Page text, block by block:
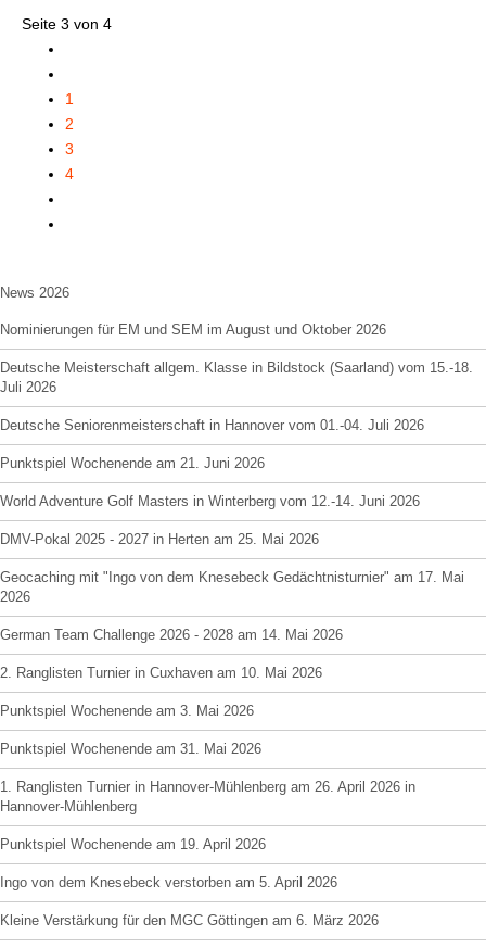
Seite 3 von 4
1
2
3
4
News 2026
Nominierungen für EM und SEM im August und Oktober 2026
Deutsche Meisterschaft allgem. Klasse in Bildstock (Saarland) vom 15.-18.
Juli 2026
Deutsche Seniorenmeisterschaft in Hannover vom 01.-04. Juli 2026
Punktspiel Wochenende am 21. Juni 2026
World Adventure Golf Masters in Winterberg vom 12.-14. Juni 2026
DMV-Pokal 2025 - 2027 in Herten am 25. Mai 2026
Geocaching mit "Ingo von dem Knesebeck Gedächtnisturnier" am 17. Mai
2026
German Team Challenge 2026 - 2028 am 14. Mai 2026
2. Ranglisten Turnier in Cuxhaven am 10. Mai 2026
Punktspiel Wochenende am 3. Mai 2026
Punktspiel Wochenende am 31. Mai 2026
1. Ranglisten Turnier in Hannover-Mühlenberg am 26. April 2026 in
Hannover-Mühlenberg
Punktspiel Wochenende am 19. April 2026
Ingo von dem Knesebeck verstorben am 5. April 2026
Kleine Verstärkung für den MGC Göttingen am 6. März 2026